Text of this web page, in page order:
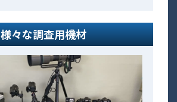
様々な調査用機材